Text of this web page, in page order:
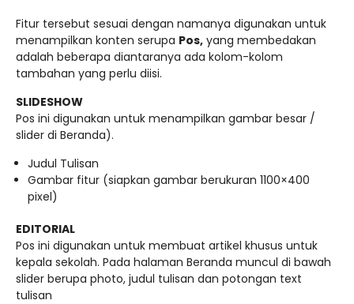
Fitur tersebut sesuai dengan namanya digunakan untuk
menampilkan konten serupa Pos, yang membedakan
adalah beberapa diantaranya ada kolom-kolom
tambahan yang perlu diisi.
SLIDESHOW
Pos ini digunakan untuk menampilkan gambar besar /
slider di Beranda).
Judul Tulisan
Gambar fitur (siapkan gambar berukuran 1100×400
pixel)
EDITORIAL
Pos ini digunakan untuk membuat artikel khusus untuk
kepala sekolah. Pada halaman Beranda muncul di bawah
slider berupa photo, judul tulisan dan potongan text
tulisan